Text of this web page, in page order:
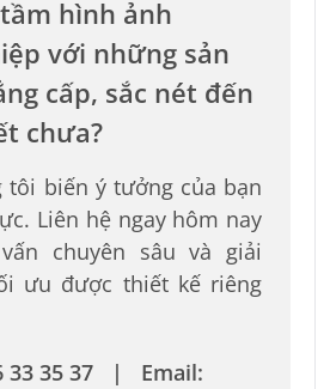
hình ảnh
với những sản
cấp, sắc nét đến
chưa?
tôi biến ý tưởng của bạn
Liên hệ ngay hôm nay
chuyên sâu và giải
ưu được thiết kế riêng
33 35 37 | Email: